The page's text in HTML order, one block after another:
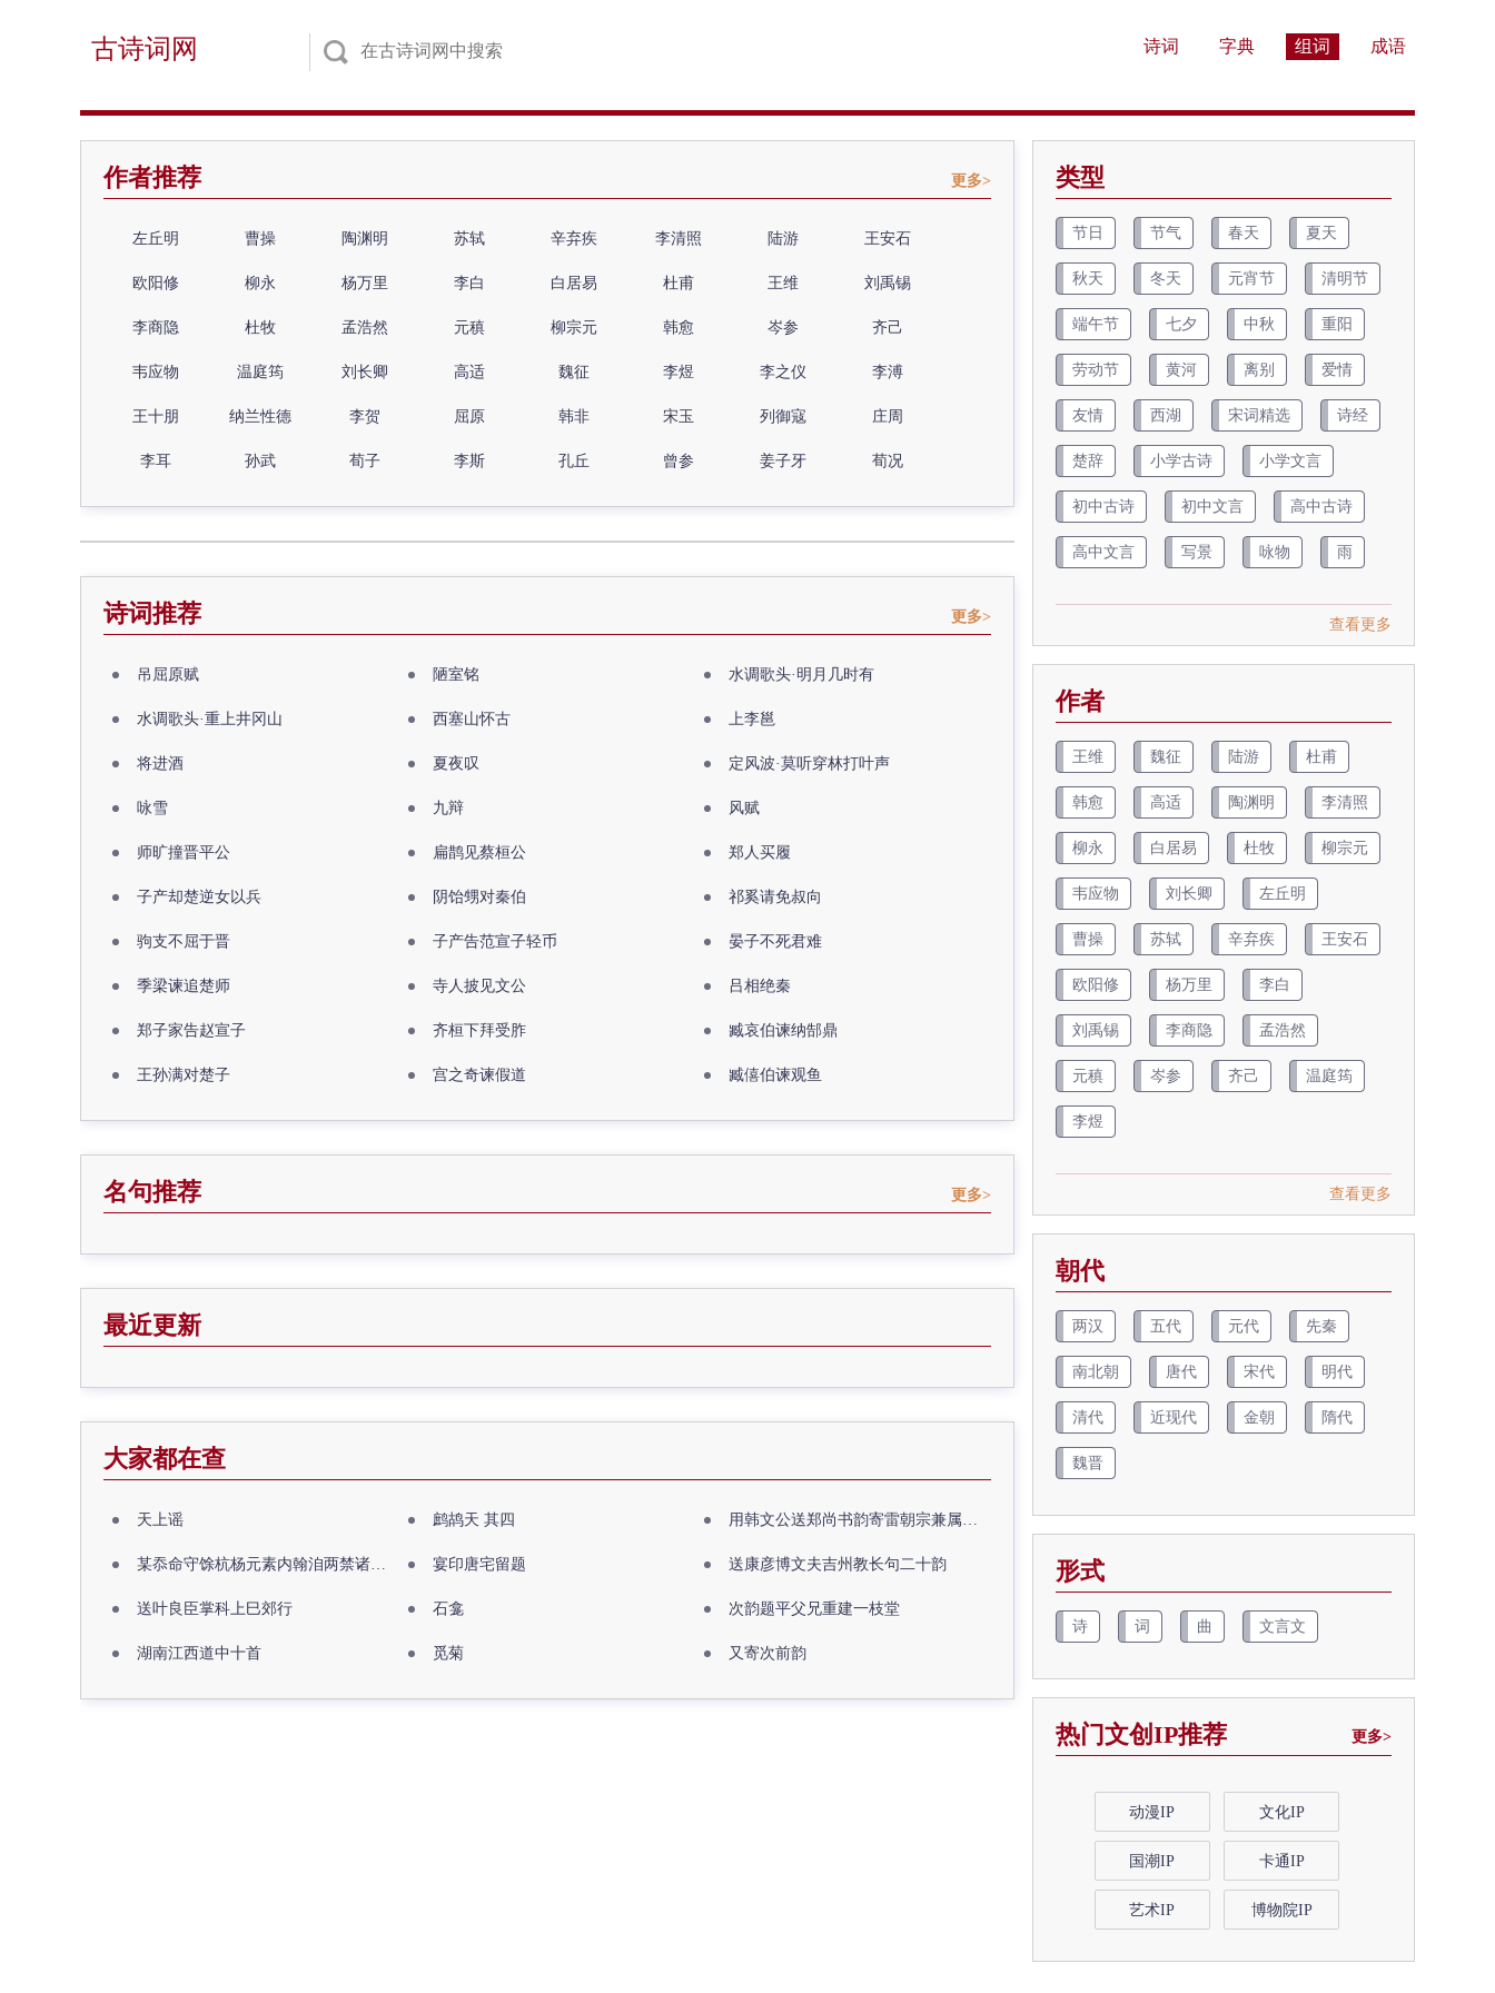
古诗词网 诗词 字典 组词 成语
作者推荐 更多>
左丘明 曹操 陶渊明 苏轼 辛弃疾 李清照 陆游 王安石
欧阳修 柳永 杨万里 李白 白居易 杜甫 王维 刘禹锡
李商隐 杜牧 孟浩然 元稹 柳宗元 韩愈 岑参 齐己
韦应物 温庭筠 刘长卿 高适 魏征 李煜 李之仪 李溥
王十朋 纳兰性德 李贺 屈原 韩非 宋玉 列御寇 庄周
李耳 孙武 荀子 李斯 孔丘 曾参 姜子牙 荀况
诗词推荐 更多>
吊屈原赋 陋室铭 水调歌头·明月几时有
水调歌头·重上井冈山 西塞山怀古 上李邕
将进酒 夏夜叹 定风波·莫听穿林打叶声
咏雪 九辩 风赋
师旷撞晋平公 扁鹊见蔡桓公 郑人买履
子产却楚逆女以兵 阴饴甥对秦伯 祁奚请免叔向
驹支不屈于晋 子产告范宣子轻币 晏子不死君难
季梁谏追楚师 寺人披见文公 吕相绝秦
郑子家告赵宣子 齐桓下拜受胙 臧哀伯谏纳郜鼎
王孙满对楚子 宫之奇谏假道 臧僖伯谏观鱼
名句推荐 更多>
最近更新
大家都在查
天上谣 鹧鸪天 其四 用韩文公送郑尚书韵寄雷朝宗兼属欧阳全真
某忝命守馀杭杨元素内翰洎两禁诸公出祖佛寺 宴印唐宅留题 送康彦博文夫吉州教长句二十韵
送叶良臣掌科上巳郊行 石龛 次韵题平父兄重建一枝堂
湖南江西道中十首 觅菊 又寄次前韵
类型
节日 节气 春天 夏天
秋天 冬天 元宵节 清明节
端午节 七夕 中秋 重阳
劳动节 黄河 离别 爱情
友情 西湖 宋词精选 诗经
楚辞 小学古诗 小学文言
初中古诗 初中文言 高中古诗
高中文言 写景 咏物 雨
查看更多
作者
王维 魏征 陆游 杜甫
韩愈 高适 陶渊明 李清照
柳永 白居易 杜牧 柳宗元
韦应物 刘长卿 左丘明
曹操 苏轼 辛弃疾 王安石
欧阳修 杨万里 李白
刘禹锡 李商隐 孟浩然
元稹 岑参 齐己 温庭筠
李煜
查看更多
朝代
两汉 五代 元代 先秦
南北朝 唐代 宋代 明代
清代 近现代 金朝 隋代
魏晋
形式
诗 词 曲 文言文
热门文创IP推荐 更多>
动漫IP 文化IP
国潮IP 卡通IP
艺术IP 博物院IP